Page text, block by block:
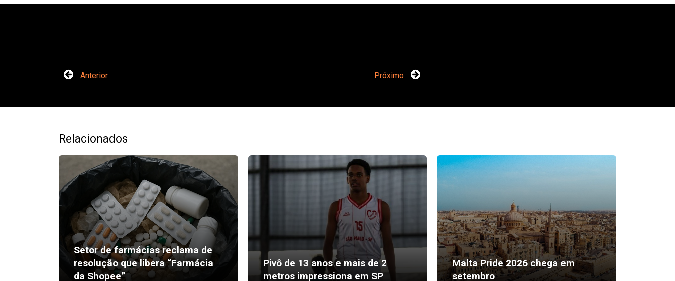
Anterior Próximo
Relacionados
Setor de farmácias reclama de
resolução que libera “Farmácia
da Shopee”
Pivô de 13 anos e mais de 2
metros impressiona em SP
Malta Pride 2026 chega em
setembro